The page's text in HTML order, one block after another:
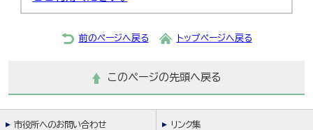
前のページへ戻る トップページへ戻る
このページの先頭へ戻る
市役所へのお問い合わせ リンク集